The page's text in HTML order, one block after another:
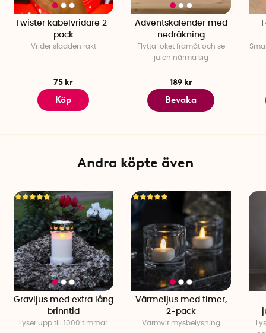
Twister kabelvridare 2-
pack
Vrider sladden rakt
75 kr
Köp
Adventskalender med
nedräkning
Flytta loket framåt och se
julen närma sig
189 kr
Bevaka
Andra köpte även
Gravljus med extra lång
brinntid
Lyser upp till 1000 timmar
Värmeljus med timer,
2-pack
Varmvit mysbelysning